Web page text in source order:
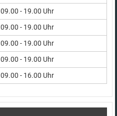
09.00 - 19.00 Uhr
09.00 - 19.00 Uhr
09.00 - 19.00 Uhr
09.00 - 19.00 Uhr
09.00 - 16.00 Uhr